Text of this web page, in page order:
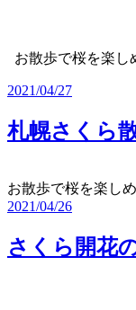
お散歩で桜を楽
2021/04/27
札幌さくら
お散歩で桜を楽し
2021/04/26
さくら開花